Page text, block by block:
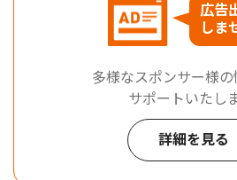
広告
しま
多様なスポンサー様の
サポートいたしま
詳細を見る